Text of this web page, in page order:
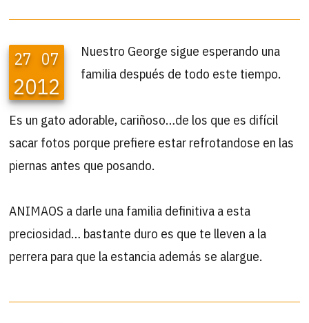
27 07
2012
Nuestro George sigue esperando una
familia después de todo este tiempo.
Es un gato adorable, cariñoso…de los que es difícil
sacar fotos porque prefiere estar refrotandose en las
piernas antes que posando.
ANIMAOS a darle una familia definitiva a esta
preciosidad… bastante duro es que te lleven a la
perrera para que la estancia además se alargue.